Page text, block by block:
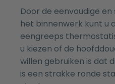
Door de eenvoudige
het binnenwerk kunt u
eengreeps
u kiezen of de
willen gebruiken is dat
is een strakke ronde